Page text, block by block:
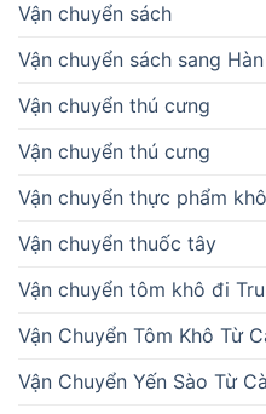
Vận chuyển sách
Vận chuyển sách sang
Vận chuyển thú cưng
Vận chuyển thú cưng
Vận chuyển thực phẩm
Vận chuyển thuốc tây
Vận chuyển tôm khô đi
Vận Chuyển Tôm Khô Từ
Vận Chuyển Yến Sào Từ